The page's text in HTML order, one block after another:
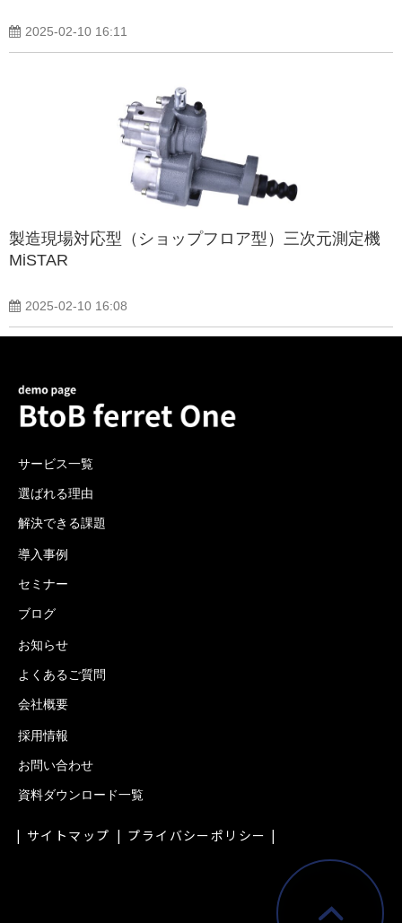
2025-02-10 16:11
製造現場対応型（ショップフロア型）三次元測定機
MiSTAR
2025-02-10 16:08
サービス一覧
選ばれる理由
解決できる課題
導入事例
セミナー
ブログ
お知らせ
よくあるご質問
会社概要
採用情報
お問い合わせ
資料ダウンロード一覧
サイトマップ プライバシーポリシー